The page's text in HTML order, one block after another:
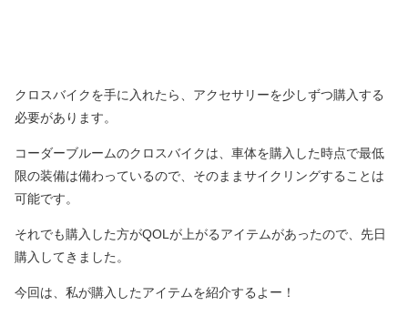
クロスバイクを手に入れたら、アクセサリーを少しずつ購入する
必要があります。
コーダーブルームのクロスバイクは、車体を購入した時点で最低
限の装備は備わっているので、そのままサイクリングすることは
可能です。
それでも購入した方がQOLが上がるアイテムがあったので、先日
購入してきました。
今回は、私が購入したアイテムを紹介するよー！